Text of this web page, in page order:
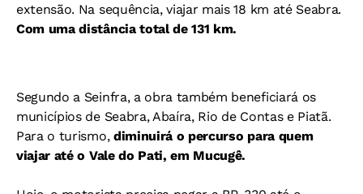
extensão. Na sequência, viajar mais 18 km até Seabra.
Com uma distância total de 131 km.
Segundo a Seinfra, a obra também beneficiará os
municípios de Seabra, Abaíra, Rio de Contas e Piatã.
Para o turismo, diminuirá o percurso para quem
viajar até o Vale do Pati, em Mucugê.